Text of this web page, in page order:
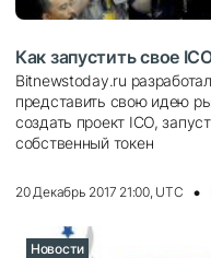
Как запустить свое
Bitnewstoday.ru
представить свою идею
создать проект ICO,
собственный токен
20 Декабрь 2017 21:00, UTC
Новости